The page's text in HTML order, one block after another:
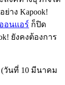
าง Kapook!
อนแอร์ ก็ปิด
ยังคงต้องการ
(วันที่ 10 มีนาคม